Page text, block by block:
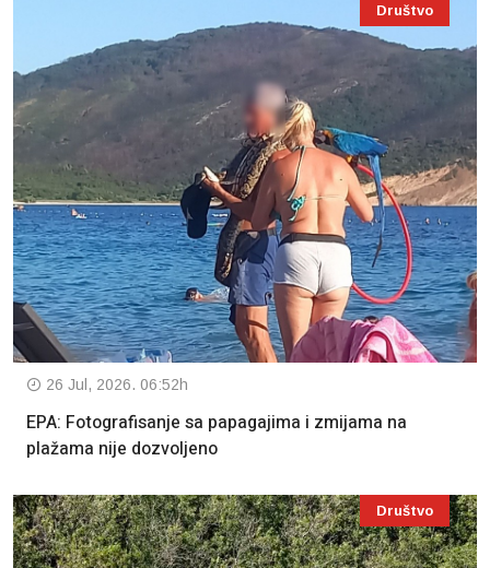
Društvo
26 Jul, 2026. 06:52h
EPA: Fotografisanje sa papagajima i zmijama na
plažama nije dozvoljeno
Društvo